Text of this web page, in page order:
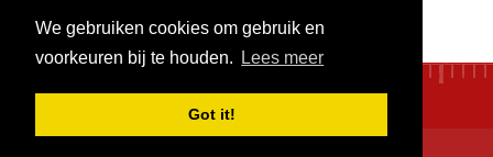
We gebruiken cookies om gebruik en
voorkeuren bij te houden.
Lees meer
Got it!
Contact / Support